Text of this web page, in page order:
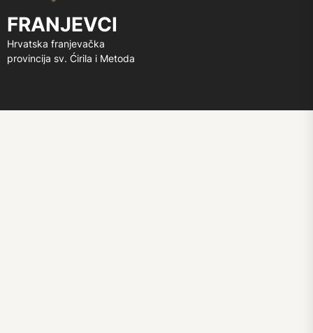
FRANJEVCI
Hrvatska franjevačka
provincija sv. Ćirila i Metoda